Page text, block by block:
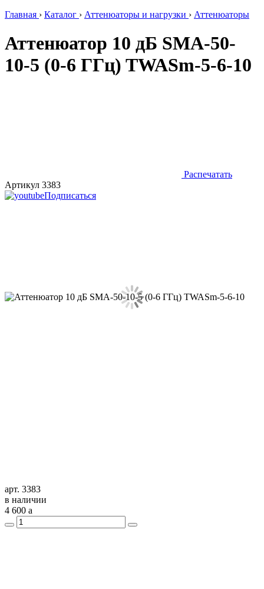
Главная › Каталог › Аттенюаторы и нагрузки › Аттенюаторы
Аттенюатор 10 дБ SMA-50-
10-5 (0-6 ГГц) TWASm-5-6-10
Распечатать
Артикул 3383
Подписаться
арт. 3383
в наличии
4 600 a